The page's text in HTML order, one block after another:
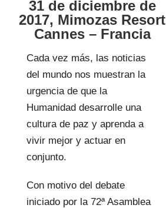
31 de diciembre de
2017, Mimozas Resort
Cannes – Francia
Cada vez más, las noticias
del mundo nos muestran la
urgencia de que la
Humanidad desarrolle una
cultura de paz y aprenda a
vivir mejor y actuar en
conjunto.
Con motivo del debate
iniciado por la 72ª Asamblea